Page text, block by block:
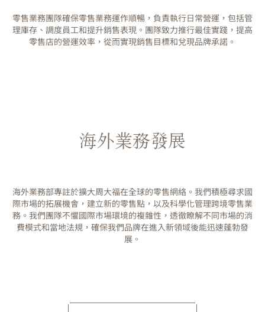
零售業務團隊確保零售業務運作順暢，負責執行日常營運，包括管
理庫存、調度員工和提升銷售表現。團隊致力推行最佳實踐，提高
零售店的營運效率，從而實現銷售目標和兌現品牌承諾。
海外業務發展
海外業務部專註於擴大周大福在全球的零售網絡。我們積極尋求國
際市場的拓展機會，建立新的零售點，以及科學化管理跨境零售業
務。我們團隊不懼國際市場環境的複雜性，透徹瞭解不同市場的消
費模式和當地法規，確保我們品牌在進入新領域後能迅速蓬勃發
展。